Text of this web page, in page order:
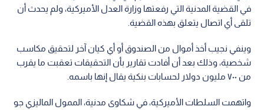
في القضية المدنية التي رفعتها وزارة العدل الأميركية، ولم يحدث أن
تلقى أي اتصال يتعلق بهذه القضية.
وينفي نجيب أخذ أموال من الصندوق أو أي كيان آخر لتحقيق مكاسب
شخصية، وذلك بعد أن أفادت تقارير بأن التحقيقات تعقبت ما يقرب
من ٧٠٠ مليون دولار لحسابات بنكية يقال إنها باسمه.
واتهمت السلطات الأميركية، في شكاوى مدنية، الممول الماليزي جو